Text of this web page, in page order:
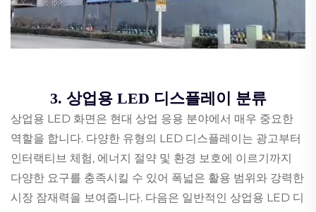
3. 상업용 LED 디스플레이 분류
상업용 LED 화면은 현대 상업 응용 분야에서 매우 중요한
역할을 합니다. 다양한 유형의 LED 디스플레이는 광고부터
인터랙티브 체험, 에너지 절약 및 환경 보호에 이르기까지
다양한 요구를 충족시킬 수 있어 폭넓은 활용 범위와 강력한
시장 잠재력을 보여줍니다. 다음은 일반적인 상업용 LED 디